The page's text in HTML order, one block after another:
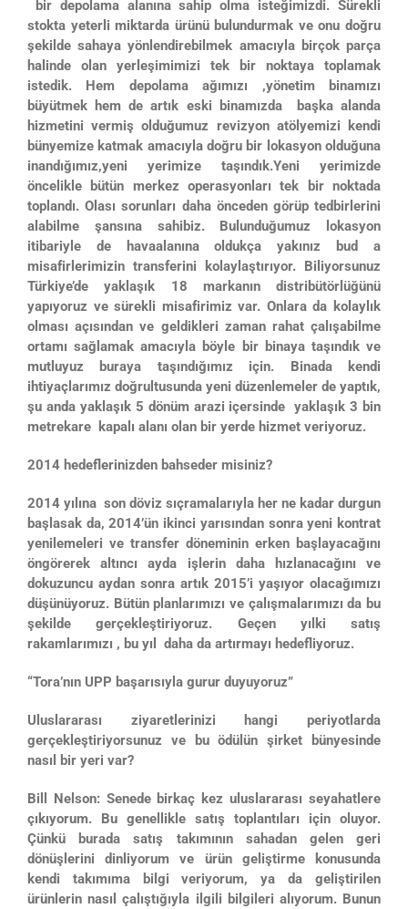
bir depolama alanına sahip olma isteğimizdi. Sürekli
stokta yeterli miktarda ürünü bulundurmak ve onu doğru
şekilde sahaya yönlendirebilmek amacıyla birçok parça
halinde olan yerleşimimizi tek bir noktaya toplamak
istedik. Hem depolama ağımızı ,yönetim binamızı
büyütmek hem de artık eski binamızda başka alanda
hizmetini vermiş olduğumuz revizyon atölyemizi kendi
bünyemize katmak amacıyla doğru bir lokasyon olduğuna
inandığımız,yeni yerimize taşındık.Yeni yerimizde
öncelikle bütün merkez operasyonları tek bir noktada
toplandı. Olası sorunları daha önceden görüp tedbirlerini
alabilme şansına sahibiz. Bulunduğumuz lokasyon
itibariyle de havaalanına oldukça yakınız bud a
misafirlerimizin transferini kolaylaştırıyor. Biliyorsunuz
Türkiye’de yaklaşık 18 markanın distribütörlüğünü
yapıyoruz ve sürekli misafirimiz var. Onlara da kolaylık
olması açısından ve geldikleri zaman rahat çalışabilme
ortamı sağlamak amacıyla böyle bir binaya taşındık ve
mutluyuz buraya taşındığımız için. Binada kendi
ihtiyaçlarımız doğrultusunda yeni düzenlemeler de yaptık,
şu anda yaklaşık 5 dönüm arazi içersinde yaklaşık 3 bin
metrekare kapalı alanı olan bir yerde hizmet veriyoruz.
2014 hedeflerinizden bahseder misiniz?
2014 yılına son döviz sıçramalarıyla her ne kadar durgun
başlasak da, 2014’ün ikinci yarısından sonra yeni kontrat
yenilemeleri ve transfer döneminin erken başlayacağını
öngörerek altıncı ayda işlerin daha hızlanacağını ve
dokuzuncu aydan sonra artık 2015’i yaşıyor olacağımızı
düşünüyoruz. Bütün planlarımızı ve çalışmalarımızı da bu
şekilde gerçekleştiriyoruz. Geçen yılki satış
rakamlarımızı , bu yıl daha da artırmayı hedefliyoruz.
“Tora’nın UPP başarısıyla gurur duyuyoruz”
Uluslararası ziyaretlerinizi hangi periyotlarda
gerçekleştiriyorsunuz ve bu ödülün şirket bünyesinde
nasıl bir yeri var?
Bill Nelson: Senede birkaç kez uluslararası seyahatlere
çıkıyorum. Bu genellikle satış toplantıları için oluyor.
Çünkü burada satış takımının sahadan gelen geri
dönüşlerini dinliyorum ve ürün geliştirme konusunda
kendi takımıma bilgi veriyorum, ya da geliştirilen
ürünlerin nasıl çalıştığıyla ilgili bilgileri alıyorum. Bunun